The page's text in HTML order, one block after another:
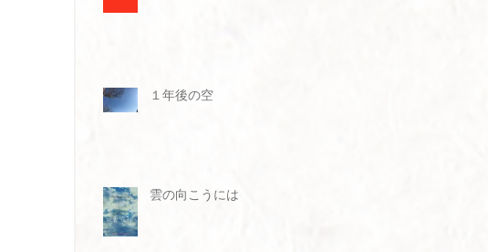
１年後の空
雲の向こうには